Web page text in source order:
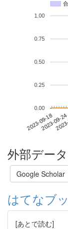
2023-09-182023-09-24
0.00
0.25
0.50
0.75
1.00
外部デー
Google Scholar
はてなブ
[あとで読む]